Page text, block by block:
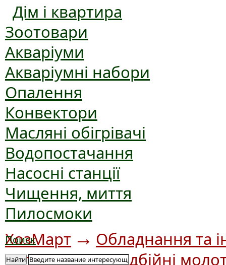
Дім і квартира
Зоотовари
Акваріуми
Акваріумні набори
Опалення
Конвектори
Масляні обігрівачі
Водопостачання
Насосні станції
Чищення, миття
Пилосмоки
Поиск
Найти
ХозМарт → Обладнання та
інструмент→Відбійні